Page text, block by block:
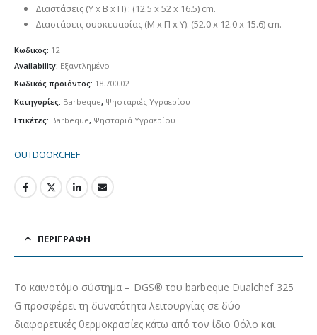
Διαστάσεις (Υ x Β x Π) : (12.5 x 52 x 16.5) cm.
Διαστάσεις συσκευασίας (Μ x Π x Υ): (52.0 x 12.0 x 15.6) cm.
Κωδικός: 12
Availability: Εξαντλημένο
Κωδικός προϊόντος: 18.700.02
Κατηγορίες: Barbeque, Ψησταριές Υγραερίου
Ετικέτες: Barbeque, Ψησταριά Υγραερίου
OUTDOORCHEF
ΠΕΡΙΓΡΑΦΉ
Το καινοτόμο σύστημα – DGS® του barbeque Dualchef 325
G προσφέρει τη δυνατότητα λειτουργίας σε δύο
διαφορετικές θερμοκρασίες κάτω από τον ίδιο θόλο και